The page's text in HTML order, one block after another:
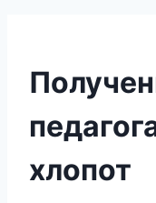
хлопот